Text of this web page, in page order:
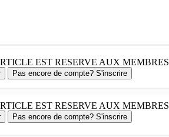
EST RESERVE AUX MEMBRES
Pas encore de compte? S'inscrire
EST RESERVE AUX MEMBRES
Pas encore de compte? S'inscrire